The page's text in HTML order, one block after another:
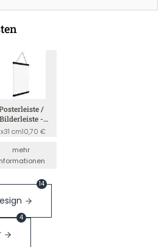
/
Bilderleiste -
Schwarz
cm10,70 €
mehr
14
4